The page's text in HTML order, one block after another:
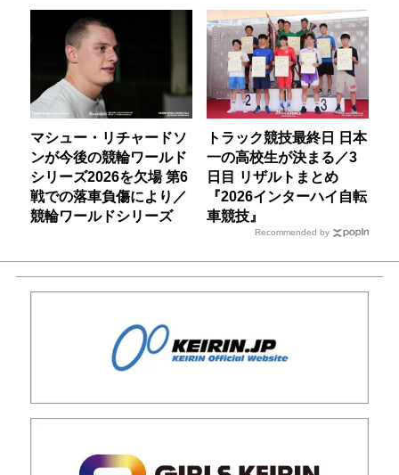
マシュー・リチャードソ
ンが今後の競輪ワールド
シリーズ2026を欠場 第6
戦での落車負傷により／
競輪ワールドシリーズ
トラック競技最終日 日本
一の高校生が決まる／3
日目 リザルトまとめ
『2026インターハイ自転
車競技』
Recommended by